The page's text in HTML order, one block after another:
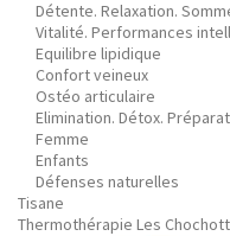
Détente. Relaxation.
Vitalité. Performances
Equilibre lipidique
Confort veineux
Ostéo articulaire
Elimination. Détox.
Femme
Enfants
Défenses naturelles
Tisane
Thermothérapie Les